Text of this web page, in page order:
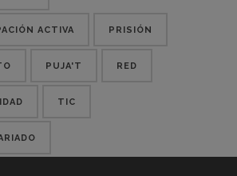
ACTIVA PRISIÓN
PUJA'T RED
TIC